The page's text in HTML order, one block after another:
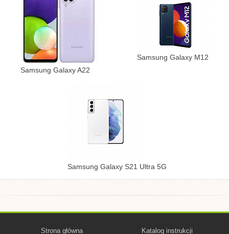
Samsung Galaxy A22
Samsung Galaxy M12
Samsung Galaxy S21 Ultra 5G
Strona główna Katalog instrukcji